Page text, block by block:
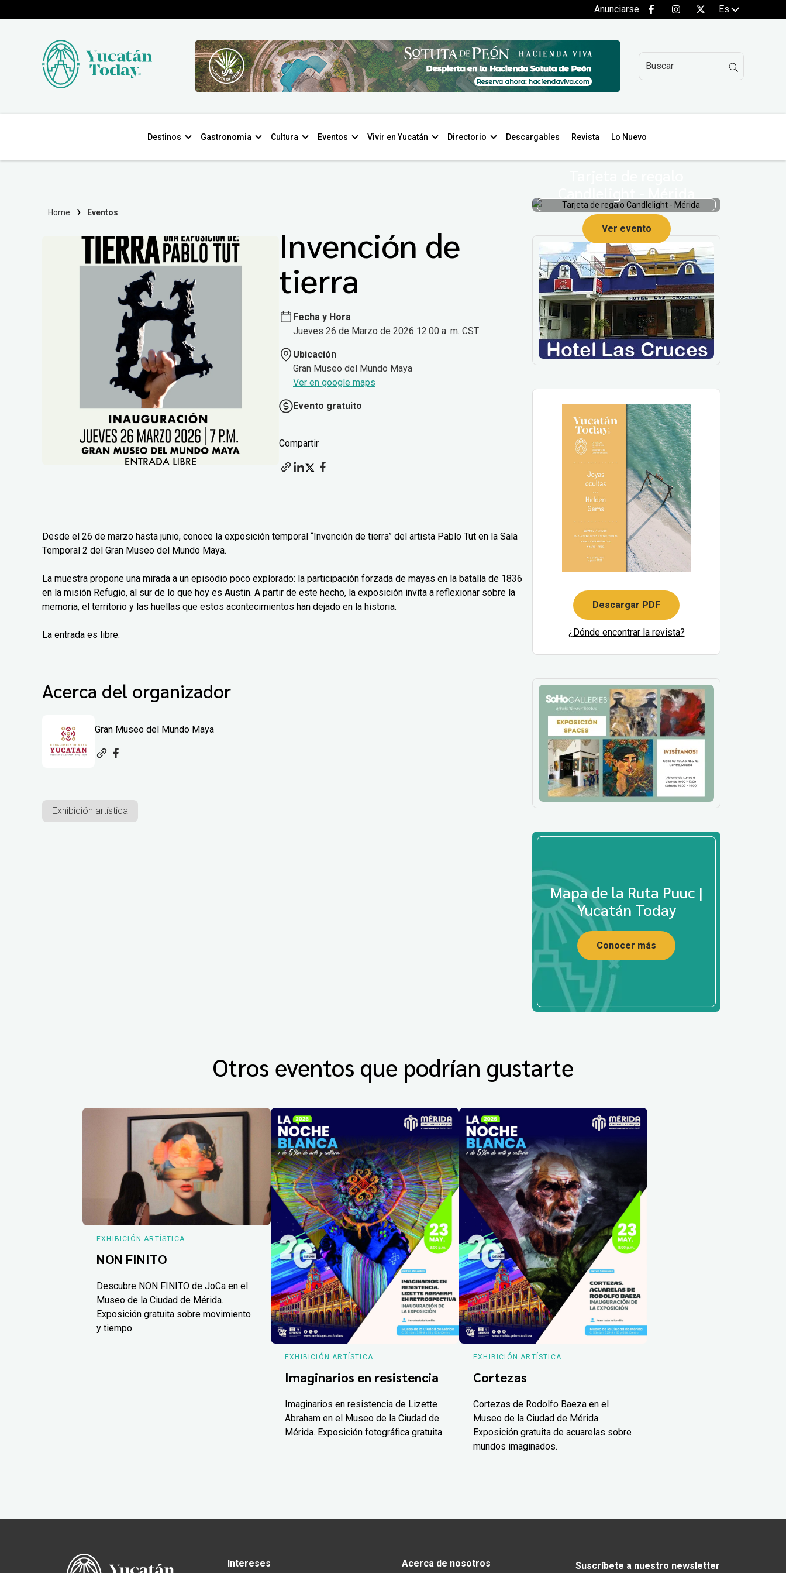
Anunciarse Es
Destinos Gastronomia Cultura Eventos Vivir en Yucatán Directorio Descargables Revista Lo Nuevo
Home Eventos
Invención de
tierra
Fecha y Hora
Jueves 26 de Marzo de 2026 12:00 a. m. CST
Ubicación
Gran Museo del Mundo Maya
Ver en google maps
Evento gratuito
Compartir
Desde el 26 de marzo hasta junio, conoce la exposición temporal “Invención de tierra” del artista Pablo Tut en la Sala
Temporal 2 del Gran Museo del Mundo Maya.
La muestra propone una mirada a un episodio poco explorado: la participación forzada de mayas en la batalla de 1836
en la misión Refugio, al sur de lo que hoy es Austin. A partir de este hecho, la exposición invita a reflexionar sobre la
memoria, el territorio y las huellas que estos acontecimientos han dejado en la historia.
La entrada es libre.
Acerca del organizador
Gran Museo del Mundo Maya
Exhibición artística
Candlelight - Mérida
Ver evento
Descargar PDF
¿Dónde encontrar la revista?
Mapa de la Ruta Puuc |
Yucatán Today
Conocer más
Otros eventos que podrían gustarte
EXHIBICIÓN ARTÍSTICA
NON FINITO
Descubre NON FINITO de JoCa en el
Museo de la Ciudad de Mérida.
Exposición gratuita sobre movimiento
y tiempo.
EXHIBICIÓN ARTÍSTICA
Imaginarios en resistencia
Imaginarios en resistencia de Lizette
Abraham en el Museo de la Ciudad de
Mérida. Exposición fotográfica gratuita.
EXHIBICIÓN ARTÍSTICA
Cortezas
Cortezas de Rodolfo Baeza en el
Museo de la Ciudad de Mérida.
Exposición gratuita de acuarelas sobre
mundos imaginados.
Intereses Acerca de nosotros Suscríbete a nuestro newsletter